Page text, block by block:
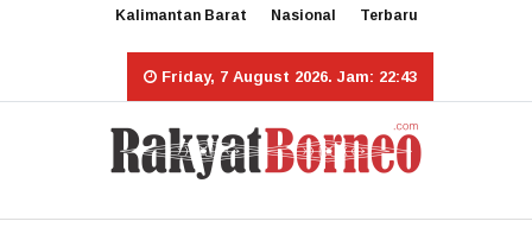
Kalimantan Barat Nasional Terbaru
Friday, 7 August 2026. Jam: 22:43